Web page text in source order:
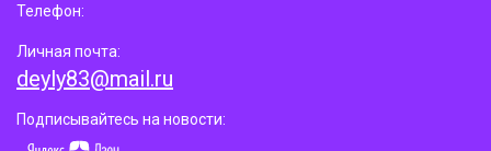
Телефон:
Личная почта:
deyly83@mail.ru
Подписывайтесь на новости: